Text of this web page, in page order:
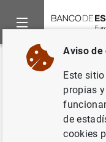
Inicio Noticias y
Volver
valores de
noviembre
Aviso de
Este
propias
de
cookies